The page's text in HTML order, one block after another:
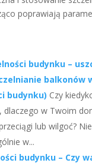
poprawiają
budynku –
balkonów
budynku) Czy
dlaczego w Twoim
lub wilgoć?
w...
budynku – Czy